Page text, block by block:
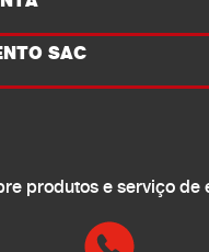
SAC
produtos e serviço de